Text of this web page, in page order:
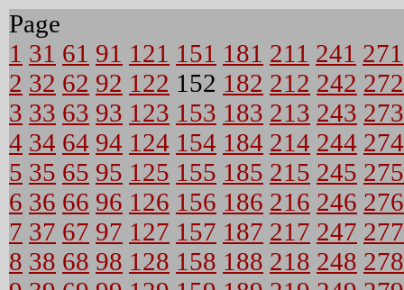
Page
1 31 61 91 121 151 181 211 241 271
2 32 62 92 122 152 182 212 242 272
3 33 63 93 123 153 183 213 243 273
4 34 64 94 124 154 184 214 244 274
5 35 65 95 125 155 185 215 245 275
6 36 66 96 126 156 186 216 246 276
7 37 67 97 127 157 187 217 247 277
8 38 68 98 128 158 188 218 248 278